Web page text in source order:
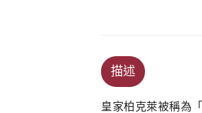
描述
皇家柏克萊被稱為